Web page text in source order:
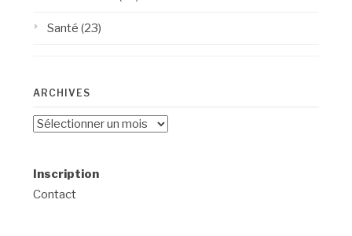
Santé (23)
ARCHIVES
Archives
Inscription
Contact